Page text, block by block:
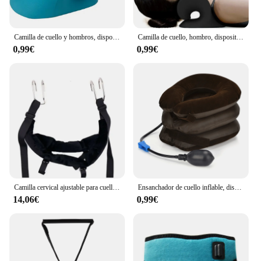
Camilla de cuello y hombros, dispositivo de tracción quiropráctica Cervical, masajeador de cabeza, espalda y cuerpo, almohada de masaje
0,99€
Camilla de cuello, hombro, dispositivo de tracción quiropráctica Cervical, masajeador corporal para cabeza y espalda, almohada de masaje
0,99€
Camilla cervical ajustable para cuello, masajeador, suspensión de columna vertebral, barra Horizontal, cinturón de tracción Cervical para Tractor doméstico
14,06€
Ensanchador de cuello inflable, dispositivo de tracción de aire, almohada Cervical suave para el cuidado de la salud, soporte Cervical, Pillo
0,99€